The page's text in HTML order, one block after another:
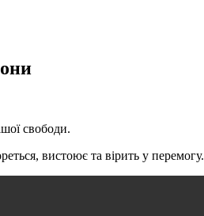
свободи.
вистоює та вірить у перемогу.